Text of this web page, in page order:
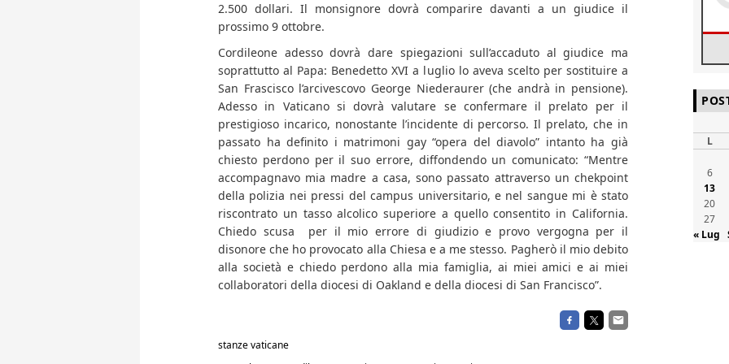
2.500 dollari. Il monsignore dovrà comparire davanti a un giudice il
prossimo 9 ottobre.
Cordileone adesso dovrà dare spiegazioni sull’accaduto al giudice ma
soprattutto al Papa: Benedetto XVI a luglio lo aveva scelto per sostituire a
San Frascisco l’arcivescovo George Niederaurer (che andrà in pensione).
Adesso in Vaticano si dovrà valutare se confermare il prelato per il
prestigioso incarico, nonostante l’incidente di percorso. Il prelato, che in
passato ha definito i matrimoni gay “opera del diavolo” intanto ha già
chiesto perdono per il suo errore, diffondendo un comunicato: “Mentre
accompagnavo mia madre a casa, sono passato attraverso un chekpoint
della polizia nei pressi del campus universitario, e nel sangue mi è stato
riscontrato un tasso alcolico superiore a quello consentito in California.
Chiedo scusa per il mio errore di giudizio e provo vergogna per il
disonore che ho provocato alla Chiesa e a me stesso. Pagherò il mio debito
alla società e chiedo perdono alla mia famiglia, ai miei amici e ai miei
collaboratori della diocesi di Oakland e della diocesi di San Francisco”.
stanze vaticane
L
6
13
20
27
« Lug